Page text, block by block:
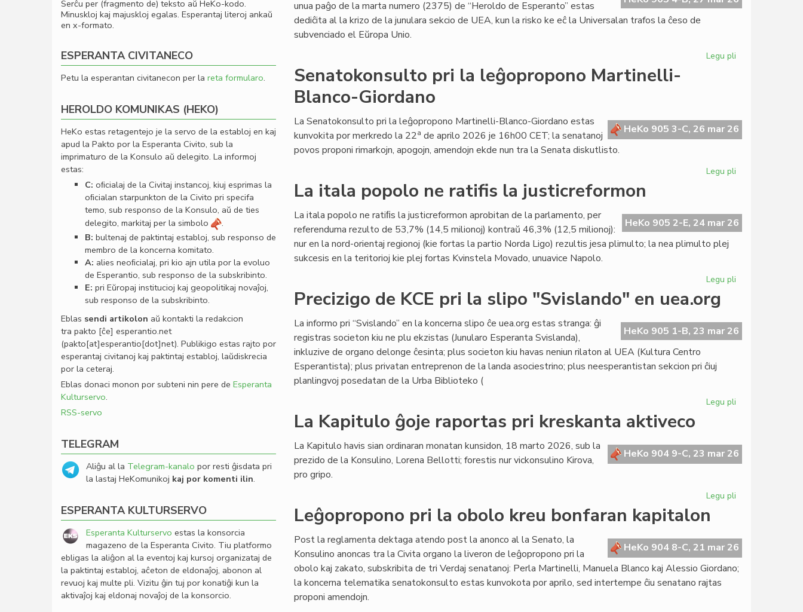
unua paĝo de la marta numero (2375) de “Heroldo de Esperanto” estas
dediĉita al la krizo de la junulara sekcio de UEA, kun la risko ke eĉ la Universalan trafos la ĉeso de
subvenciado el Eŭropa Unio.
Legu pli
pri
la
Senatokonsulto pri la leĝopropono Martinelli-
Blanco-Giordano
HeKo 905 3-C, 26 mar 26
La Senatokonsulto pri la leĝopropono Martinelli-Blanco-Giordano estas
kunvokita por merkredo la 22a de aprilo 2026 je 16h00 CET; la senatanoj
povos proponi rimarkojn, apogojn, amendojn ekde nun tra la Senata diskutlisto.
Legu pli
leĝopropono
Martinelli-
La itala popolo ne ratifis la justicreformon
HeKo 905 2-E, 24 mar 26
La itala popolo ne ratiﬁs la justicreformon aprobitan de la parlamento, per
referenduma rezulto de 53,7% (14,5 milionoj) kontraŭ 46,3% (12,5 milionoj):
nur en la nord-orientaj regionoj (kie fortas la partio Norda Ligo) rezultis jesa plimulto; la nea plimulto plej
sukcesis en la teritorioj kie plej fortas Kvinstela Movado, unuavice Napolo.
Legu pli
ne
ratifis
Precizigo de KCE pri la slipo "Svislando" en uea.org
HeKo 905 1-B, 23 mar 26
La informo pri “Svislando” en la koncerna slipo ĉe uea.org estas stranga: ĝi
registras societon kiu ne plu ekzistas (Junularo Esperanta Svislanda),
inkluzive de organo delonge ĉesinta; plus societon kiu havas neniun rilaton al UEA (Kultura Centro
Esperantista); plus privatan entreprenon de la landa asociestrino; plus neesperantistan sekcion pri ĉiuj
planlingvoj posedatan de la Urba Biblioteko (
Legu pli
pri
la
La Kapitulo ĝoje raportas pri kreskanta aktiveco
HeKo 904 9-C, 23 mar 26
La Kapitulo havis sian ordinaran monatan kunsidon, 18 marto 2026, sub la
prezido de la Konsulino, Lorena Bellotti; forestis nur vickonsulino Kirova,
pro gripo.
Legu pli
raportas
pri
kreskanta
Leĝopropono pri la obolo kreu bonfaran kapitalon
HeKo 904 8-C, 21 mar 26
Post la reglamenta dektaga atendo post la anonco al la Senato, la
Konsulino anoncas tra la Civita organo la liveron de leĝopropono pri la
obolo kaj zakato, subskribita de tri Verdaj senatanoj: Perla Martinelli, Manuela Blanco kaj Alessio Giordano;
la koncerna telematika senatokonsulto estas kunvokota por aprilo, sed intertempe ĉiu senatano rajtas
proponi amendojn.
Serĉu per (fragmento de) teksto aŭ HeKo-kodo.
Minuskloj kaj majuskloj egalas. Esperantaj literoj ankaŭ
en x-formato.
ESPERANTA CIVITANECO
Petu la esperantan civitanecon per la reta formularo.
HEROLDO KOMUNIKAS (HEKO)
HeKo estas retagentejo je la servo de la establoj en kaj
apud la Pakto por la Esperanta Civito, sub la
imprimaturo de la Konsulo aŭ delegito. La informoj
estas:
C: oﬁcialaj de la Civitaj instancoj, kiuj esprimas la
oﬁcialan starpunkton de la Civito pri specifa
temo, sub responso de la Konsulo, aŭ de ties
delegito, markitaj per la simbolo
.
B: bultenaj de paktintaj establoj, sub responso de
membro de la koncerna komitato.
A: alies neoﬁcialaj, pri kio ajn utila por la evoluo
de Esperantio, sub responso de la subskribinto.
E: pri Eŭropaj institucioj kaj geopolitikaj novaĵoj,
sub responso de la subskribinto.
Eblas sendi artikolon aŭ kontakti la redakcion
tra pakto [ĉe] esperantio.net
(pakto[at]esperantio[dot]net). Publikigo estas rajto por
esperantaj civitanoj kaj paktintaj establoj, laŭdiskrecia
por la ceteraj.
Eblas donaci monon por subteni nin pere de Esperanta
Kulturservo.
RSS-servo
TELEGRAM
Aliĝu al la Telegram-kanalo por resti ĝisdata pri
la lastaj HeKomunikoj kaj por komenti ilin.
ESPERANTA KULTURSERVO
Esperanta Kulturservo estas la konsorcia
magazeno de la Esperanta Civito. Tiu platformo
ebligas la aliĝon al la eventoj kaj kursoj organizataj de
la paktintaj establoj, aĉeton de eldonaĵoj, abonon al
revuoj kaj multe pli. Vizitu ĝin tuj por konatiĝi kun la
aktivaĵoj kaj eldonaj novaĵoj de la konsorcio.